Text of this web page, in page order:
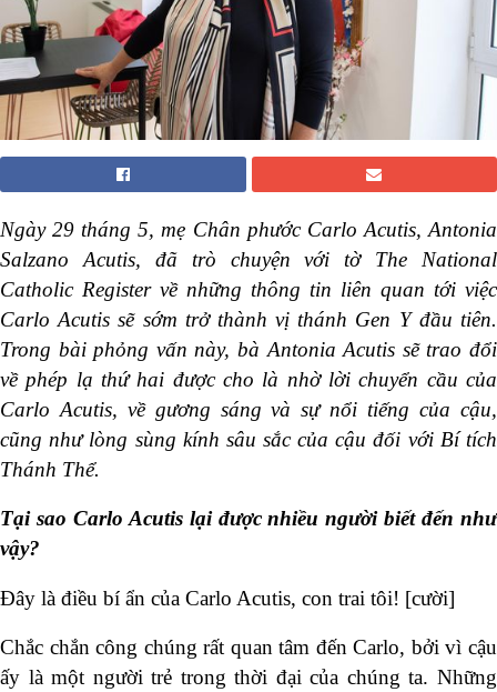
Ngày 29 tháng 5, mẹ Chân phước Carlo Acutis, Antonia
Salzano Acutis, đã trò chuyện với tờ The National
Catholic Register về những thông tin liên quan tới việc
Carlo Acutis sẽ sớm trở thành vị thánh Gen Y đầu tiên.
Trong bài phỏng vấn này, bà Antonia Acutis sẽ trao đổi
về phép lạ thứ hai được cho là nhờ lời chuyển cầu của
Carlo Acutis, về gương sáng và sự nổi tiếng của cậu,
cũng như lòng sùng kính sâu sắc của cậu đối với Bí tích
Thánh Thể.
Tại sao Carlo Acutislại đượcnhiều người biếtđến như
vậy?
Đây là điều bí ẩn của Carlo Acutis, con trai tôi! [cười]
Chắc chắn công chúng rất quan tâm đến Carlo, bởi vì cậu
ấy là một người trẻ trong thời đại của chúng ta. Những